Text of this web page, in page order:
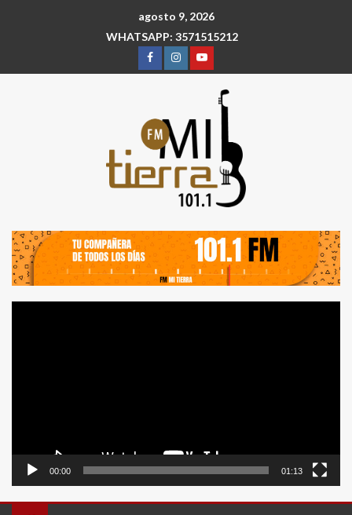
agosto 9, 2026
WHATSAPP: 3571515212
00:00 01:13